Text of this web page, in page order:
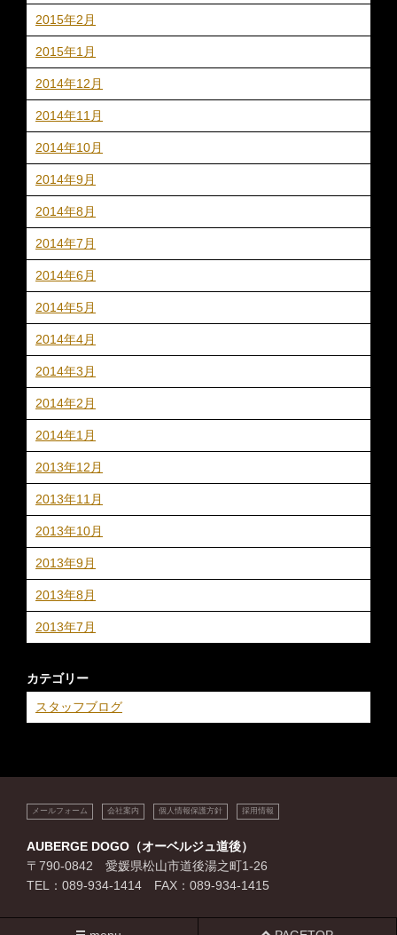
2015年2月
2015年1月
2014年12月
2014年11月
2014年10月
2014年9月
2014年8月
2014年7月
2014年6月
2014年5月
2014年4月
2014年3月
2014年2月
2014年1月
2013年12月
2013年11月
2013年10月
2013年9月
2013年8月
2013年7月
カテゴリー
スタッフブログ
メールフォーム 会社案内 個人情報保護方針 採用情報
AUBERGE DOGO（オーベルジュ道後）
〒790-0842 愛媛県松山市道後湯之町1-26
TEL：089-934-1414 FAX：089-934-1415